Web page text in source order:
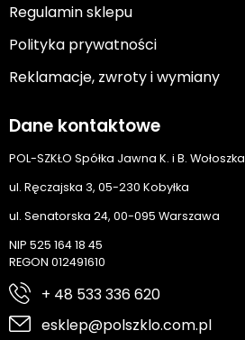
Regulamin sklepu
Polityka prywatności
Reklamacje, zwroty i wymiany
Dane kontaktowe
POL-SZKŁO Spółka Jawna K. i B. Wołoszka
ul. Ręczajska 3, 05-230 Kobyłka
ul. Senatorska 24, 00-095 Warszawa
NIP 525 164 18 45
REGON 012491610
+ 48 533 336 620
esklep@polszklo.com.pl